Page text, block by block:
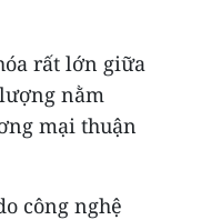
rất lớn giữa
nằm
mại thuận
công nghệ